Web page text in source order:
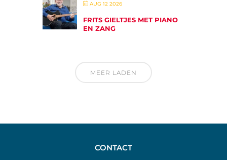
AUG 12 2026
FRITS GIELTJES MET PIANO
EN ZANG
MEER LADEN
CONTACT